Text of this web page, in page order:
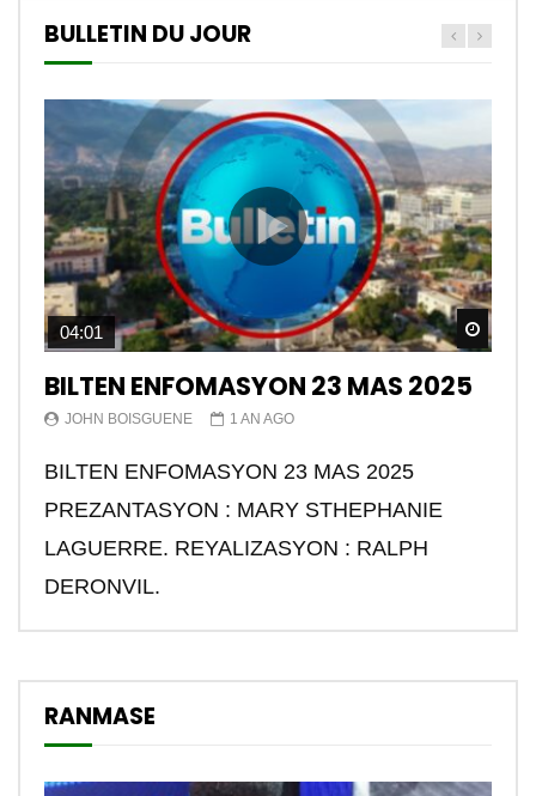
BULLETIN DU JOUR
04:01
BILTEN ENFOMASYON 23 MAS 2025
JOHN BOISGUENE 1 AN AGO
BILTEN ENFOMASYON 23 MAS 2025
PREZANTASYON : MARY STHEPHANIE
LAGUERRE. REYALIZASYON : RALPH
DERONVIL.
RANMASE